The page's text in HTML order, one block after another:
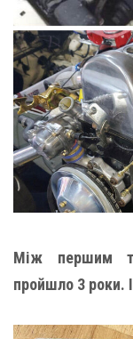
Між першим
пройшло 3 роки.